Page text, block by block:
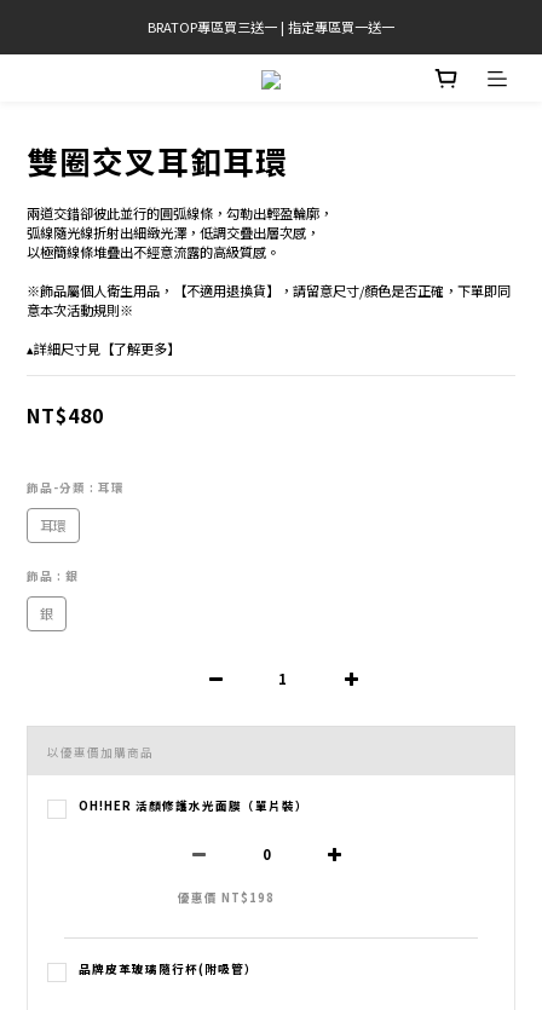
官網限定! 滿千免運(僅限台灣本島)
BRATOP專區買三送一 | 指定專區買一送一
官網限定! 滿千免運(僅限台灣本島)
雙圈交叉耳釦耳環
兩道交錯卻彼此並行的圓弧線條，勾勒出輕盈輪廓，
弧線隨光線折射出細緻光澤，低調交疊出層次感，
以極簡線條堆疊出不經意流露的高級質感。
※飾品屬個人衛生用品，【不適用退換貨】，請留意尺寸/顏色是否正確，下單即同
意本次活動規則※
▴詳細尺寸見【了解更多】
NT$480
飾品-分類 : 耳環
耳環
飾品 : 銀
銀
以優惠價加購商品
OH!HER 活顏修護水光面膜（單片裝）
優惠價 NT$198
品牌皮革玻璃隨行杯(附吸管）